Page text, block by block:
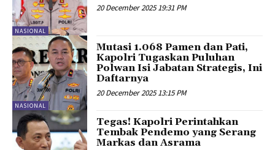
NASIONAL
20 December 2025 19:31 PM
NASIONAL
Mutasi 1.068 Pamen dan Pati,
Kapolri Tugaskan Puluhan
Polwan Isi Jabatan Strategis, Ini
Daftarnya
20 December 2025 13:15 PM
Tegas! Kapolri Perintahkan
Tembak Pendemo yang Serang
Markas dan Asrama